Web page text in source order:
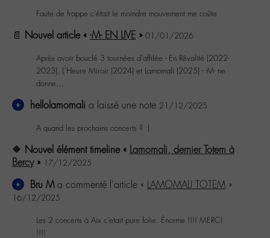
Faute de frappe c'était le moindre mouvement me coûte
📄 Nouvel article « -M- EN LIVE » 01/01/2026
Après avoir bouclé 3 tournées d'affilée - En Rêvalité (2022-
2023), L'Heure Miroir (2024) et Lamomali (2025) - -M- ne
donne…
hellolamomali a laissé une note 21/12/2025
A quand les prochains concerts ? :)
🔶 Nouvel élément timeline « Lamomali, dernier Totem à
Bercy» 17/12/2025
Bru Ma commenté l'article « LAMOMALI TOTEM »
16/12/2025
Les 2 concerts à Aix c'etait pure folie. Énorme !!!! MERCI
!!!!